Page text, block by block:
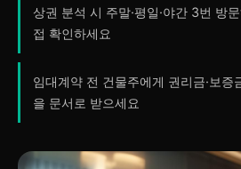
상권 분석 시 주말·평일·야간 3번 방
접 확인하세요
임대계약 전 건물주에게 권리금·보증
을 문서로 받으세요